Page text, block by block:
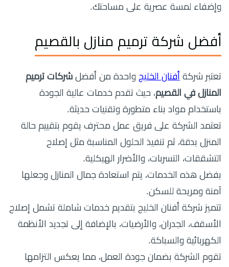
وإضفاء لمسة عصرية على مساحتك.
أفضل شركة ترميم منازل بالقصيم
تعتبر شركة أفنان الخليج واحدة من أفضل شركات ترميم
المنازل في القصيم، حيث تقدم خدمات عالية الجودة
باستخدام مواد بناء متطورة وتقنيات حديثة.
تعتمد الشركة على فريق عمل محترف يقوم بتقييم حالة
المنزل بدقة، ثم تنفيذ الحلول المناسبة مثل إصلاح
التشققات، التسربات، والأضرار الهيكلية.
بفضل هذه الخدمات، يتم استعادة جمال المنازل وجعلها
آمنة ومريحة للسكن.
تتميز شركة أفنان الخليج بتقديم خدمات شاملة تشمل إصلاح
الأسقف، الجدران، والأرضيات، بالإضافة إلى تجديد الأنظمة
الكهربائية والسباكة.
تقوم الشركة بضمان جودة العمل، مما يعكس التزامها